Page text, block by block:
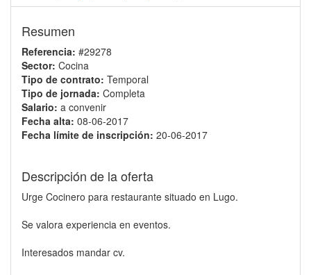
Resumen
Referencia: #29278
Sector: Cocina
Tipo de contrato: Temporal
Tipo de jornada: Completa
Salario: a convenir
Fecha alta: 08-06-2017
Fecha límite de inscripción: 20-06-2017
Descripción de la oferta
Urge Cocinero para restaurante situado en Lugo.
Se valora experiencia en eventos.
Interesados mandar cv.